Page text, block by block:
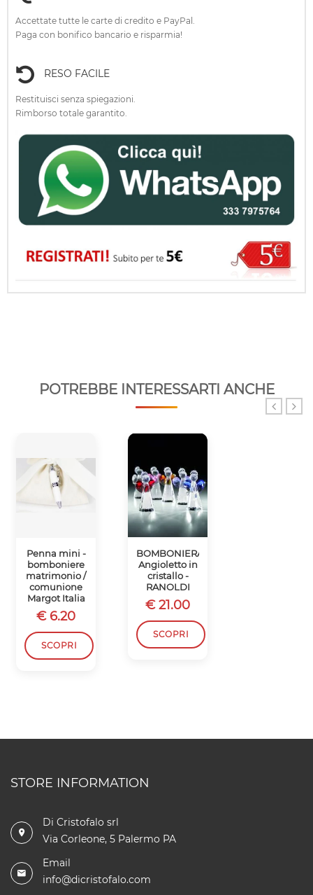
Accettate tutte le carte di credito e PayPal.
Paga con bonifico bancario e risparmia!
RESO FACILE
Restituisci senza spiegazioni.
Rimborso totale garantito.
POTREBBE INTERESSARTI ANCHE
Penna mini -
bomboniere
matrimonio /
comunione
Margot Italia
€ 6.20
SCOPRI
BOMBONIERA
Angioletto in
cristallo -
RANOLDI
€ 21.00
SCOPRI
STORE INFORMATION
Di Cristofalo srl
Via Corleone, 5 Palermo PA
Email
info@dicristofalo.com